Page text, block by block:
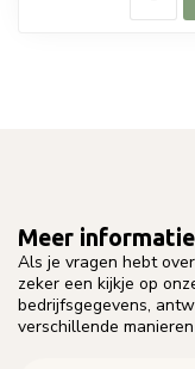
Meer informatie
Als je vragen hebt
zeker een kijkje op
bedrijfsgegevens,
verschillende